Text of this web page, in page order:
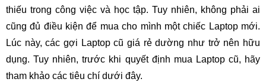
thiếu trong công việc và học tập. Tuy nhiên, không phải ai
cũng đủ điều kiện để mua cho mình một chiếc Laptop mới.
Lúc này, các gợi Laptop cũ giá rẻ dường như trở nên hữu
dụng. Tuy nhiên, trước khi quyết định mua Laptop cũ, hãy
tham khảo các tiêu chí dưới đây.